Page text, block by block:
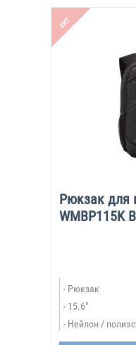
ХИТ
Рюкзак для
WMBP115K
Рюкзак
15.6"
Нейлон /